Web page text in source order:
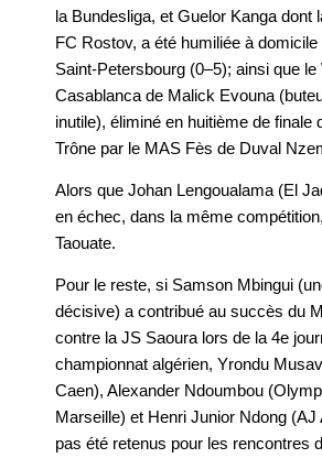
la Bundesliga, et Guelor Kanga dont
FC Rostov, a été humiliée à domicile
Saint-Petersbourg (0–5); ainsi que le
Casablanca de Malick Evouna
inutile), éliminé en huitième de finale
Trône par le MAS Fès de Duval
Alors que Johan Lengoualama (El
en échec, dans la même
Taouate.
Pour le reste, si Samson Mbingui
décisive) a contribué au succès du
contre la JS Saoura lors de la 4e
championnat algérien, Yrondu
Caen), Alexander Ndoumbou
Marseille) et Henri Junior Ndong (AJ
pas été retenus pour les rencontres